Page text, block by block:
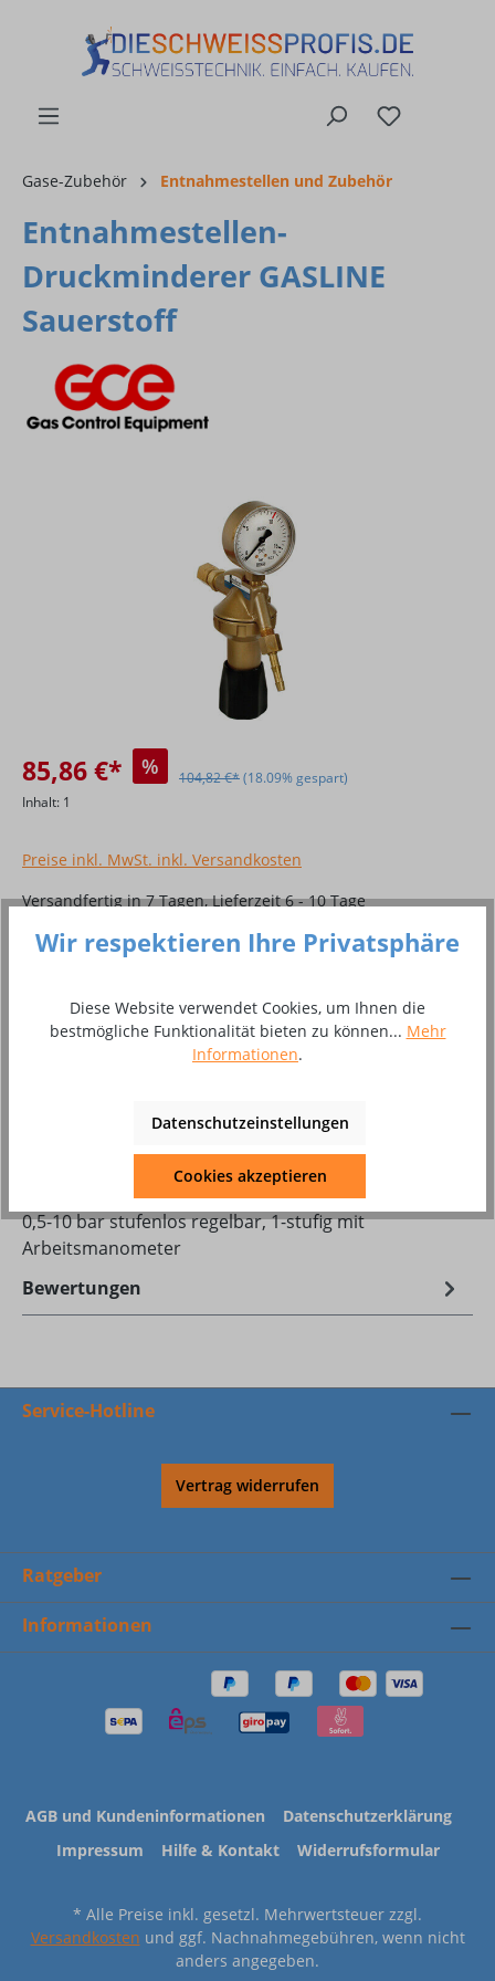
Gase-Zubehör Entnahmestellen und Zubehör
Entnahmestellen-
Druckminderer GASLINE
Sauerstoff
85,86 €* % 104,82 €*(18.09% gespart)
Inhalt: 1
Preise inkl. MwSt. inkl. Versandkosten
Versandfertig in 7 Tagen, Lieferzeit 6 - 10 Tage
Produkt Anzahl: Gib den gewünschten
Stück
In den Warenkorb
Zum Merkzettel hinzufügen
0,5-10 bar stufenlos regelbar, 1-stufig mit
Arbeitsmanometer
Bewertungen
Service-Hotline
Vertrag widerrufen
Ratgeber
Informationen
AGB und Kundeninformationen
Datenschutzerklärung
Impressum
Hilfe & Kontakt Widerrufsformular
* Alle Preise inkl. gesetzl. Mehrwertsteuer zzgl.
Versandkosten und ggf. Nachnahmegebühren, wenn nicht
anders angegeben.
Wir respektieren Ihre Privatsphäre
Diese Website verwendet Cookies, um Ihnen die
bestmögliche Funktionalität bieten zu können... Mehr
Informationen.
Datenschutzeinstellungen
Cookies akzeptieren